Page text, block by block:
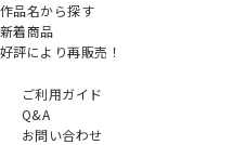
作品名から探す
新着商品
好評により再販売！
ご利用ガイド
Q&A
お問い合わせ